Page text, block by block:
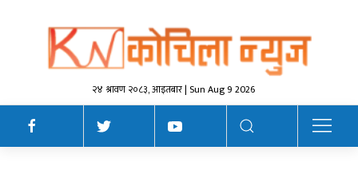
२४ श्रावण २०८३, आइतबार | Sun Aug 9 2026